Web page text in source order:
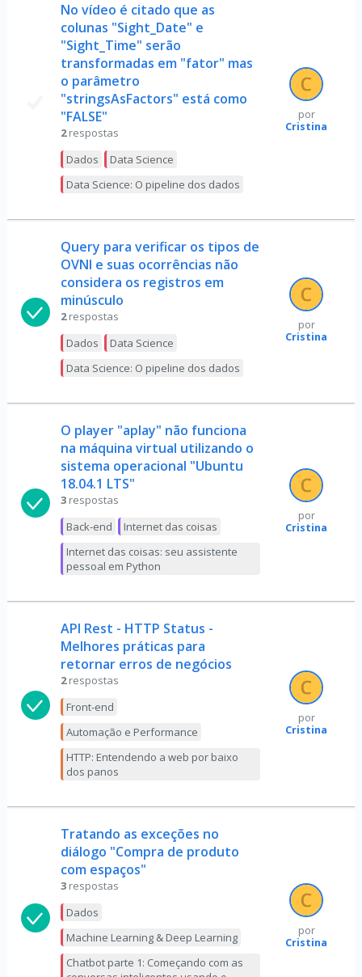
No vídeo é citado que as
colunas "Sight_Date" e
"Sight_Time" serão
transformadas em "fator" mas
o parâmetro
"stringsAsFactors" está como
"FALSE"
2 respostas
Dados
Data Science
Data Science: O pipeline dos dados
por
Cristina
Query para verificar os tipos de
OVNI e suas ocorrências não
considera os registros em
minúsculo
2 respostas
Dados
Data Science
Data Science: O pipeline dos dados
por
Cristina
O player "aplay" não funciona
na máquina virtual utilizando o
sistema operacional "Ubuntu
18.04.1 LTS"
3 respostas
Back-end
Internet das coisas
Internet das coisas: seu assistente
pessoal em Python
por
Cristina
API Rest - HTTP Status -
Melhores práticas para
retornar erros de negócios
2 respostas
Front-end
Automação e Performance
HTTP: Entendendo a web por baixo
dos panos
por
Cristina
Tratando as exceções no
diálogo "Compra de produto
com espaços"
3 respostas
Dados
Machine Learning & Deep Learning
Chatbot parte 1: Começando com as
por
Cristina